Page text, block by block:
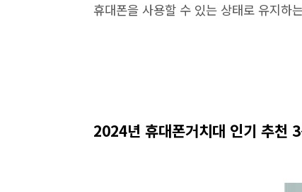
휴대폰을 사용할 수 있는 상태로 유지하
2024년 휴대폰거치대 인기 추천